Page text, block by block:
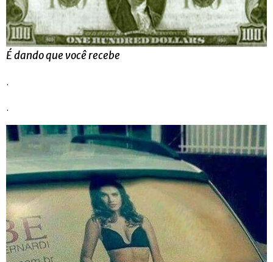
É dando que você recebe
.
.